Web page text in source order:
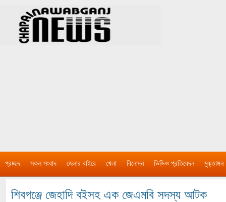
প্রচ্ছদ সকল সংবাদ জেলার বাইরে খেলা বিনোদন ভিডিও প্রতিবেদন মুক্তাঙ্গন
শিবগঞ্জে জেহাদি বইসহ এক জেএমবি সদস্য আটক